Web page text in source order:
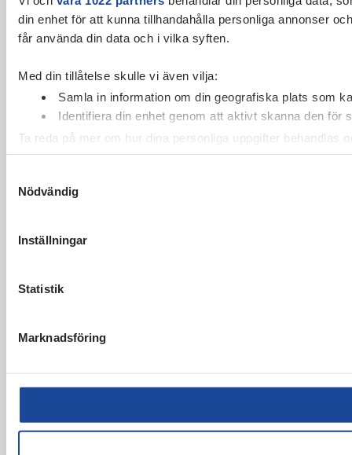
din enhet för att kunna tillhandahålla personliga annonser
får använda din data och i vilka syften.
Med din tillåtelse skulle vi även vilja:
Samla in information om din geografiska plats som
Identifiera din enhet genom att aktivt skanna den för
Ta reda på mer om hur dina personliga uppgifter behandlas
cookie-förklaringen.
Vi använder enhetsidentifierare för att anpassa innehållet
Nödvändig
Inställningar
Statistik
Marknadsföring